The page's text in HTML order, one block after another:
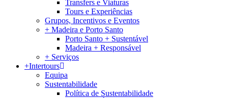
Transfers e Viaturas
Tours e Experiências
Grupos, Incentivos e Eventos
+ Madeira e Porto Santo
Porto Santo + Sustentável
Madeira + Responsável
+ Serviços
+Intertours
Equipa
Sustentabilidade
Política de Sustentabilidade